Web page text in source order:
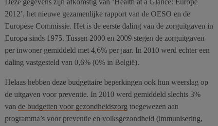
Deze gegevens zijn afkomstig van ‘Health at a Glance: Europe
2012’, het nieuwe gezamenlijke rapport van de OESO en de
Europese Commissie. Het is de eerste daling van de zorguitgaven in
Europa sinds 1975. Tussen 2000 en 2009 stegen de zorguitgaven
per inwoner gemiddeld met 4,6% per jaar. In 2010 werd echter een
daling vastgesteld van 0,6% (0% in België).
Helaas hebben deze budgettaire beperkingen ook hun weerslag op
de uitgaven voor preventie. In 2010 werd gemiddeld slechts 3%
van de budgetten voor gezondheidszorg toegewezen aan
programma’s voor preventie en volksgezondheid (immunisering,